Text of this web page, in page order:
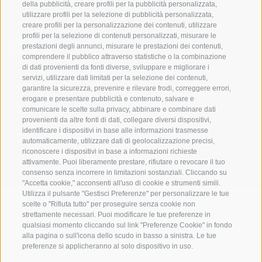
della pubblicità, creare profili per la pubblicità personalizzata,
utilizzare profili per la selezione di pubblicità personalizzata,
creare profili per la personalizzazione dei contenuti, utilizzare
profili per la selezione di contenuti personalizzati, misurare le
prestazioni degli annunci, misurare le prestazioni dei contenuti,
comprendere il pubblico attraverso statistiche o la combinazione
di dati provenienti da fonti diverse, sviluppare e migliorare i
servizi, utilizzare dati limitati per la selezione dei contenuti,
garantire la sicurezza, prevenire e rilevare frodi, correggere errori,
erogare e presentare pubblicità e contenuto, salvare e
comunicare le scelte sulla privacy, abbinare e combinare dati
provenienti da altre fonti di dati, collegare diversi dispositivi,
identificare i dispositivi in base alle informazioni trasmesse
automaticamente, utilizzare dati di geolocalizzazione precisi,
riconoscere i dispositivi in base a informazioni richieste
attivamente. Puoi liberamente prestare, rifiutare o revocare il tuo
consenso senza incorrere in limitazioni sostanziali. Cliccando su
"Accetta cookie," acconsenti all'uso di cookie e strumenti simili.
Utilizza il pulsante "Gestisci Preferenze" per personalizzare le tue
scelte o "Rifiuta tutto" per proseguire senza cookie non
strettamente necessari. Puoi modificare le tue preferenze in
qualsiasi momento cliccando sul link "Preferenze Cookie" in fondo
alla pagina o sull'icona dello scudo in basso a sinistra. Le tue
preferenze si applicheranno al solo dispositivo in uso.
S. Martino 10a I-39030 Val Casies
Sempre informati e aggiornati!
NEWSLETTER
Alloggi
Hotel
Garni/B&B
Temi
La Regione
Attività
Service
Arrivo